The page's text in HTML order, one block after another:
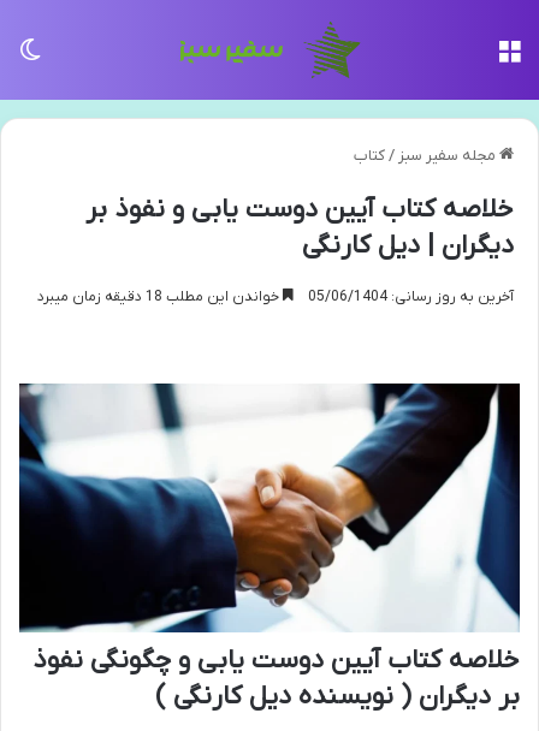
مجله سفیر سبز /کتاب
خلاصه کتاب آیین دوست یابی و نفوذ بر
دیگران | دیل کارنگی
آخرین به روز رسانی: 05/06/1404 خواندن این مطلب 18 دقیقه زمان میبرد
خلاصه کتاب آیین دوست یابی و چگونگی نفوذ
بر دیگران ( نویسنده دیل کارنگی )